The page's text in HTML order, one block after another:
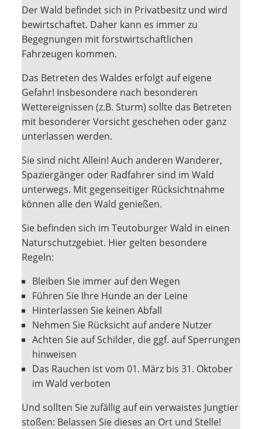
Der Wald befindet sich in Privatbesitz und wird
bewirtschaftet. Daher kann es immer zu
Begegnungen mit forstwirtschaftlichen
Fahrzeugen kommen.
Das Betreten des Waldes erfolgt auf eigene
Gefahr! Insbesondere nach besonderen
Wettereignissen (z.B. Sturm) sollte das Betreten
mit besonderer Vorsicht geschehen oder ganz
unterlassen werden.
Sie sind nicht Allein! Auch anderen Wanderer,
Spaziergänger oder Radfahrer sind im Wald
unterwegs. Mit gegenseitiger Rücksichtnahme
können alle den Wald genießen.
Sie befinden sich im Teutoburger Wald in einen
Naturschutzgebiet. Hier gelten besondere
Regeln:
Bleiben Sie immer auf den Wegen
Führen Sie Ihre Hunde an der Leine
Hinterlassen Sie keinen Abfall
Nehmen Sie Rücksicht auf andere Nutzer
Achten Sie auf Schilder, die ggf. auf Sperrungen
hinweisen
Das Rauchen ist vom 01. März bis 31. Oktober
im Wald verboten
Und sollten Sie zufällig auf ein verwaistes Jungtier
stoßen: Belassen Sie dieses an Ort und Stelle!